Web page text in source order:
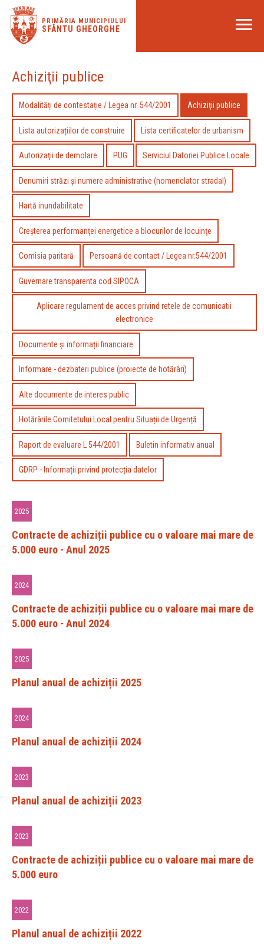
PRIMĂRIA MUNICIPIULUI
SFÂNTU GHEORGHE
Achiziţii publice
Modalități de contestație / Legea nr. 544/2001 Achiziţii publice
Lista autorizațiilor de construire Lista certificatelor de urbanism
Autorizaţii de demolare PUG Serviciul Datoriei Publice Locale
Denumiri străzi și numere administrative (nomenclator stradal)
Hartă inundabilitate
Creşterea performanţei energetice a blocurilor de locuinţe
Comisia paritară Persoană de contact / Legea nr.544/2001
Guvernare transparenta cod SIPOCA
Aplicare regulament de acces privind retele de comunicatii
electronice
Documente și informații financiare
Informare - dezbateri publice (proiecte de hotărâri)
Alte documente de interes public
Hotărârile Comitetului Local pentru Situații de Urgență
Raport de evaluare L 544/2001 Buletin informativ anual
GDRP - Informații privind protecția datelor
2025
Contracte de achiziții publice cu o valoare mai mare de
5.000 euro - Anul 2025
2024
Contracte de achiziții publice cu o valoare mai mare de
5.000 euro - Anul 2024
2025
Planul anual de achiziții 2025
2024
Planul anual de achiziții 2024
2023
Planul anual de achiziții 2023
2023
Contracte de achiziții publice cu o valoare mai mare de
5.000 euro
2022
Planul anual de achiziții 2022